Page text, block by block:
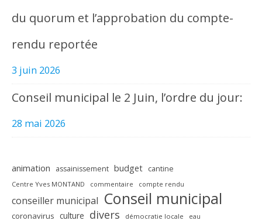
du quorum et l’approbation du compte-
rendu reportée
3 juin 2026
Conseil municipal le 2 Juin, l’ordre du jour:
28 mai 2026
animation assainissement budget cantine
Centre Yves MONTAND commentaire compte rendu
conseiller municipal Conseil municipal
coronavirus culture divers démocratie locale eau